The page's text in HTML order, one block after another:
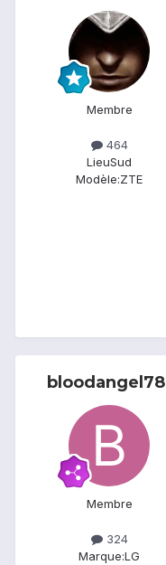
Membre
464
LieuSud
Modèle:ZTE
bloodangel78
Membre
324
Marque:LG